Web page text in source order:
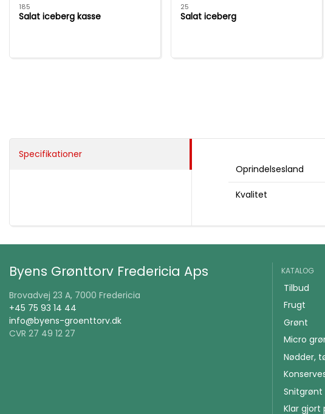
185
Salat iceberg kasse
25
Salat iceberg
Specifikationer
Oprindelsesland
Kvalitet
Byens Grønttorv Fredericia Aps
Brovadvej 23 A, 7000 Fredericia
+45 75 93 14 44
info@byens-groenttorv.dk
CVR 27 49 12 27
KATALOG
Tilbud
Frugt
Grønt
Micro
Nødder,
Snitgrønt
Klar gjort